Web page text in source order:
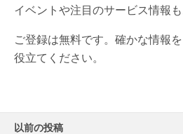
イベントや注目のサービス情報も
ご登録は無料です。確かな情報
役立てください。
以前の投稿